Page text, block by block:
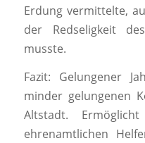
Erdung vermittelte,
der Redseligkeit
musste.
Fazit: Gelungener
minder gelungenen
Altstadt.
ehrenamtlichen